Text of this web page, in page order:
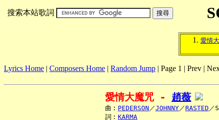
搜索本站歌詞
愛情
Lyrics Home | Composers Home | Random Jump | Page 1 | Prev |
愛情大魔咒 - 趙薇
     曲︰
PEDERSON ／JOHNNY／RASTED ／
     詞︰
KARMA